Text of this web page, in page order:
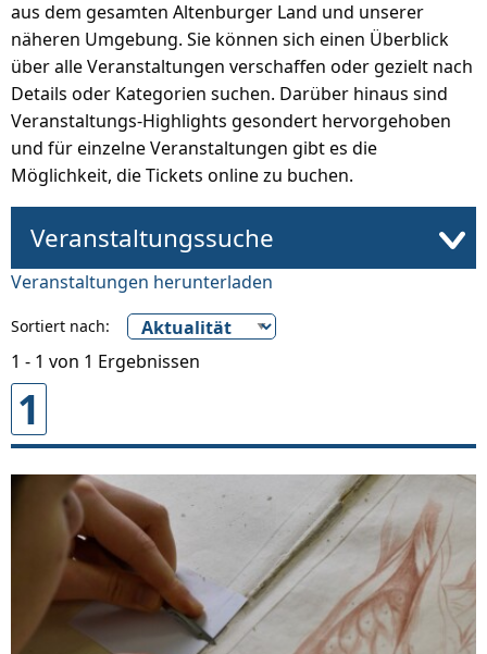
aus dem gesamten Altenburger Land und unserer
näheren Umgebung. Sie können sich einen Überblick
über alle Veranstaltungen verschaffen oder gezielt nach
Details oder Kategorien suchen. Darüber hinaus sind
Veranstaltungs-Highlights gesondert hervorgehoben
und für einzelne Veranstaltungen gibt es die
Möglichkeit, die Tickets online zu buchen.
Veranstaltungssuche
Veranstaltungen herunterladen
Sortiert nach:
1 - 1 von 1 Ergebnissen
1